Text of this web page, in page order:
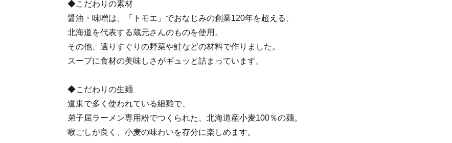
◆こだわりの素材
醤油・味噌は、「トモエ」でおなじみの創業120年を超える、
北海道を代表する蔵元さんのものを使用。
その他、選りすぐりの野菜や鮭などの材料で作りました。
スープに食材の美味しさがギュッと詰まっています。
◆こだわりの生麺
道東で多く使われている細麺で、
弟子屈ラーメン専用粉でつくられた、北海道産小麦100％の麺。
喉ごしが良く、小麦の味わいを存分に楽しめます。